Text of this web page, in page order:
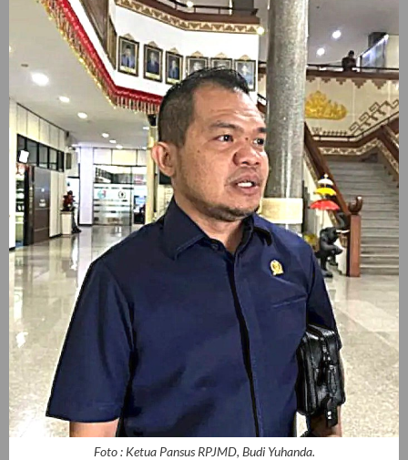
Foto : Ketua Pansus RPJMD, Budi Yuhanda.